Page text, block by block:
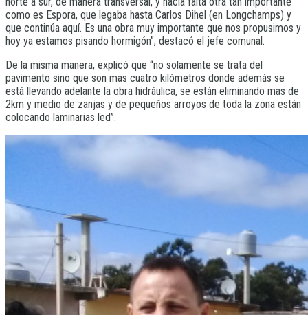
como es Espora, que legaba hasta Carlos Dihel (en Longchamps) y
que continúa aquí. Es una obra muy importante que nos propusimos y
hoy ya estamos pisando hormigón”, destacó el jefe comunal.
De la misma manera, explicó que “no solamente se trata del
pavimento sino que son mas cuatro kilómetros donde además se
está llevando adelante la obra hidráulica, se están eliminando mas de
2km y medio de zanjas y de pequeños arroyos de toda la zona están
colocando laminarias led”.